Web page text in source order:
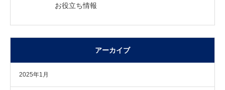
お役立ち情報
アーカイブ
2025年1月